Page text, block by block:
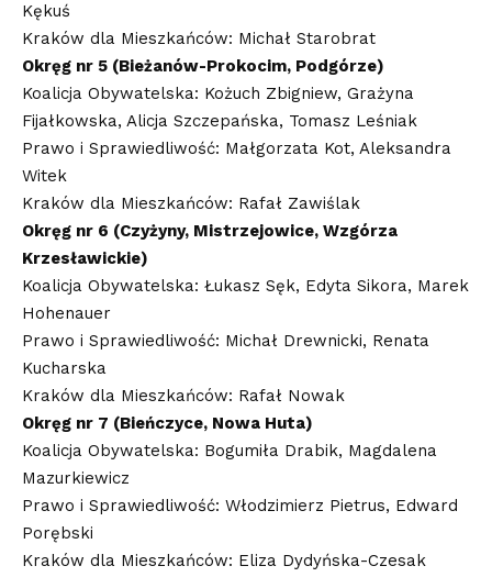
Kękuś
Kraków dla Mieszkańców: Michał Starobrat
Okręg nr 5 (Bieżanów-Prokocim, Podgórze)
Koalicja Obywatelska: Kożuch Zbigniew, Grażyna
Fijałkowska, Alicja Szczepańska, Tomasz Leśniak
Prawo i Sprawiedliwość: Małgorzata Kot, Aleksandra
Witek
Kraków dla Mieszkańców: Rafał Zawiślak
Okręg nr 6 (Czyżyny, Mistrzejowice, Wzgórza
Krzesławickie)
Koalicja Obywatelska: Łukasz Sęk, Edyta Sikora, Marek
Hohenauer
Prawo i Sprawiedliwość: Michał Drewnicki, Renata
Kucharska
Kraków dla Mieszkańców: Rafał Nowak
Okręg nr 7 (Bieńczyce, Nowa Huta)
Koalicja Obywatelska: Bogumiła Drabik, Magdalena
Mazurkiewicz
Prawo i Sprawiedliwość: Włodzimierz Pietrus, Edward
Porębski
Kraków dla Mieszkańców: Eliza Dydyńska-Czesak